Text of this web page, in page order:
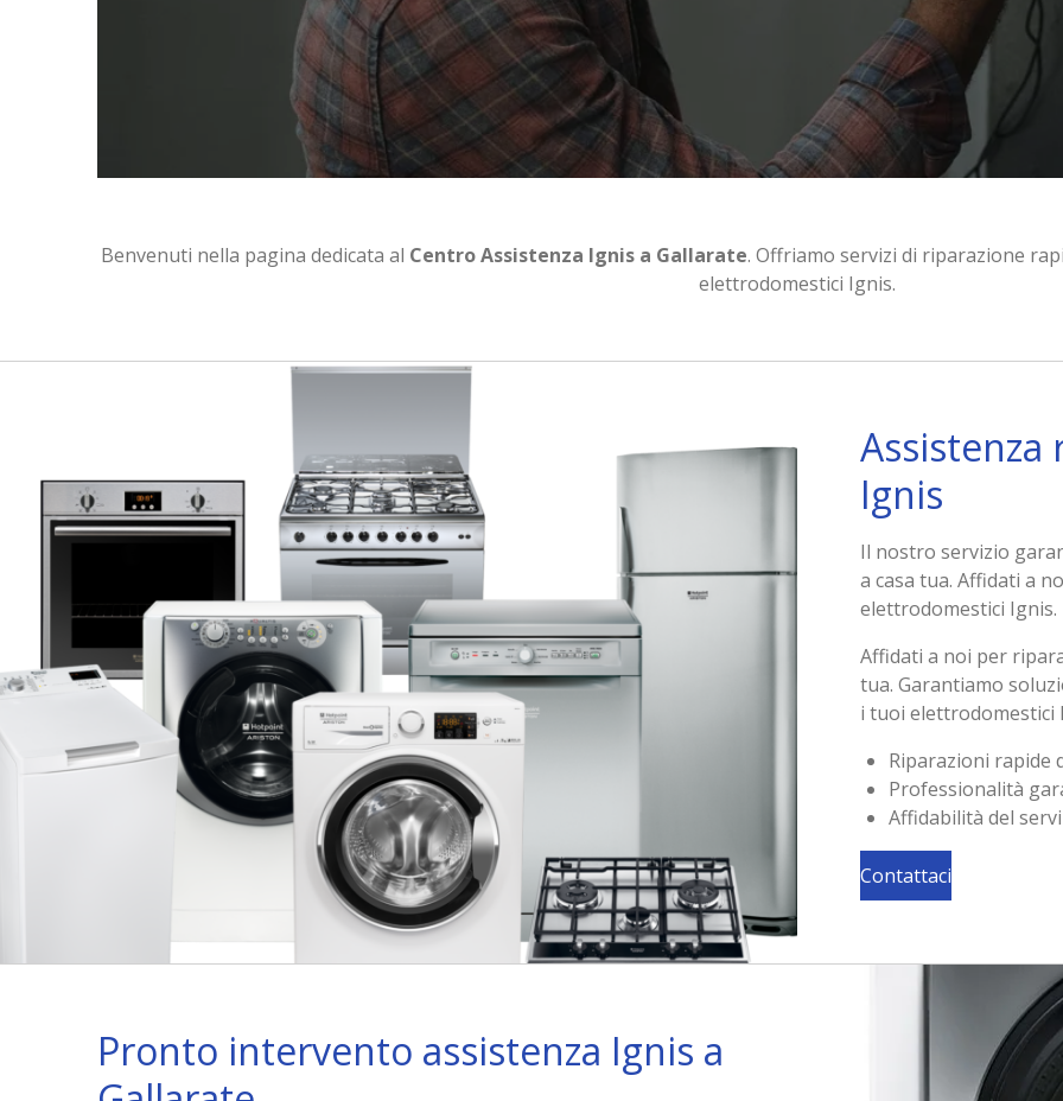
Benvenuti nella pagina dedicata al Centro Assistenza Ignis a Gallarate. Offriamo servizi di riparazione
elettrodomestici Ignis.
Ignis
Il nostro servizio
a casa tua. Affidati a
elettrodomestici Ignis.
Affidati a noi per
tua. Garantiamo
i tuoi elettrodomestici
Riparazioni rapide
Professionalità
Affidabilità del
Contattaci
Pronto intervento assistenza Ignis a